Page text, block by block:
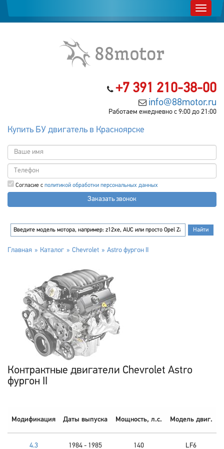
+7 391 210-38-00
info@88motor.ru
Работаем ежедневно с 9:00 до 21:00
Купить БУ двигатель в Красноярске
Согласие с политикой обработки персональных данных
Заказать звонок
Главная Каталог Chevrolet Astro фургон II
Контрактные двигатели Chevrolet Astro
фургон II
Модификация Даты выпуска Мощность, л.с. Модель двиг.
4.3 1984 - 1985 140 LF6